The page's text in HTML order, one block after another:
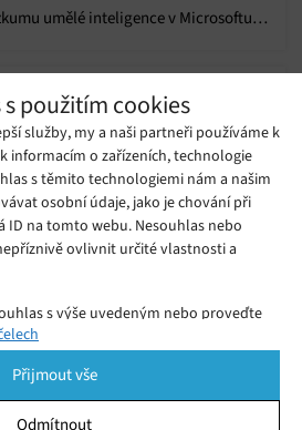
s použitím cookies
služby, my a naši partneři používáme k
informacím o zařízeních, technologie
s těmito technologiemi nám a našim
osobní údaje, jako je chování při
ID na tomto webu. Nesouhlas nebo
ovlivnit určité vlastnosti a
s výše uvedeným nebo proveďte
volby budou použity pouze na tomto
cookies nebo kliknutím na tlačítko
části obrazovky.
Přijmout vše
Odmítnout
umělé inteligence v Microsoftu,
Vogt rezignoval na post
ředitele společnosti
která vyrábí robotaxíky
20. 11. 2023 Samuel
OpenAI v pátek vyhodila
generálního ředitele, teď
o jeho návratu
19. 11. 2023 Samuel
Twitteru, moc si ale ponechá
21. 12. 2022